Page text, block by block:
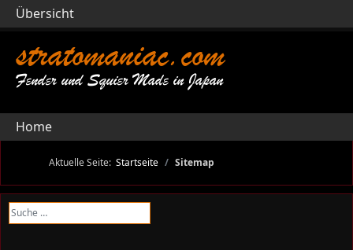
stratomaniac.com
Fender und Squier Made in Japan
Home
Aktuelle Seite: Startseite Sitemap
Suchen
Übersicht